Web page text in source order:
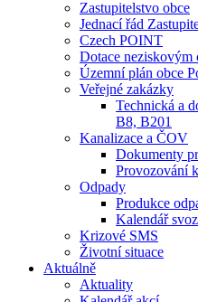
Zastupitelstvo obce
Jednací řád
Czech POINT
Dotace neziskovým
Územní plán obce
Veřejné zakázky
Technická a
B8, B201
Kanalizace a ČOV
Dokumenty
Provozování
Odpady
Produkce
Kalendář
Krizové SMS
Životní situace
Aktuálně
Aktuality